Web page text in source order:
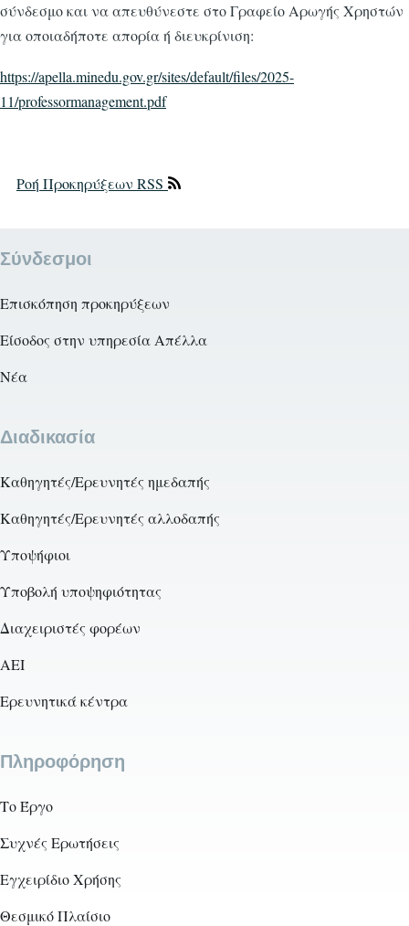
σύνδεσμο και να απευθύνεστε στο Γραφείο Αρωγής Χρηστών
για οποιαδήποτε απορία ή διευκρίνιση:
https://apella.minedu.gov.gr/sites/default/files/2025-
11/professormanagement.pdf
Ροή Προκηρύξεων RSS
Σύνδεσμοι
Επισκόπηση προκηρύξεων
Είσοδος στην υπηρεσία Απέλλα
Νέα
Διαδικασία
Καθηγητές/Ερευνητές ημεδαπής
Καθηγητές/Ερευνητές αλλοδαπής
Υποψήφιοι
Υποβολή υποψηφιότητας
Διαχειριστές φορέων
AEI
Ερευνητικά κέντρα
Πληροφόρηση
Το Έργο
Συχνές Ερωτήσεις
Εγχειρίδιο Χρήσης
Θεσμικό Πλαίσιο